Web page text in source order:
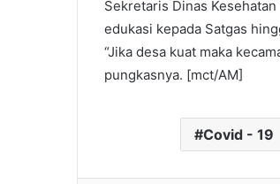
Sekretaris Dinas
edukasi kepada Satgas
“Jika desa kuat maka
pungkasnya. [mct/AM]
Covid - 19